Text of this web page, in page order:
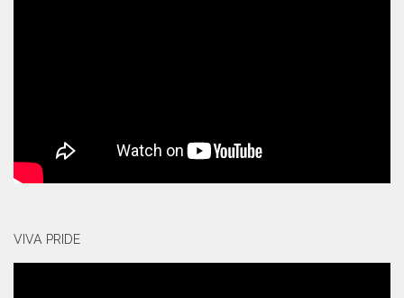
VIVA PRIDE